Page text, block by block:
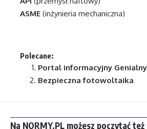
ASME (inżynieria mechaniczna)
Polecane:
Portal informacyjny
Bezpieczna fotowoltaika
Na NORMY.PL możesz poczytać też